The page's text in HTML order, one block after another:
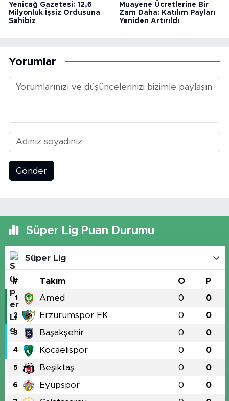
Yeniçağ Gazetesi: 12,6
Milyonluk İşsiz Ordusuna
Sahibiz
Muayene Ücretlerine Bir
Zam Daha: Katılım Payları
Yeniden Artırıldı
Yorumlar
Gönder
Süper Lig Puan Durumu
Süper Lig
# Takım O P
1 Amed 0 0
2 Erzurumspor FK 0 0
3 Başakşehir 0 0
4 Kocaelispor 0 0
5 Beşiktaş 0 0
6 Eyüpspor 0 0